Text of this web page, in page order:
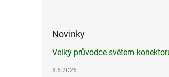
Novinky
Velký průvodce světem
8.5.2026